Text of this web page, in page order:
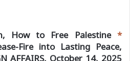
*
How to Free Palestine
Fire into Lasting Peace,